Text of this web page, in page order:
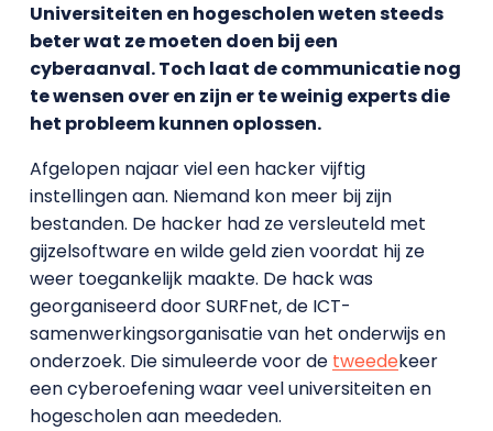
Universiteiten en hogescholen weten steeds
beter wat ze moeten doen bij een
cyberaanval. Toch laat de communicatie nog
te wensen over en zijn er te weinig experts die
het probleem kunnen oplossen.
Afgelopen najaar viel een hacker vijftig
instellingen aan. Niemand kon meer bij zijn
bestanden. De hacker had ze versleuteld met
gijzelsoftware en wilde geld zien voordat hij ze
weer toegankelijk maakte. De hack was
georganiseerd door SURFnet, de ICT-
samenwerkingsorganisatie van het onderwijs en
onderzoek. Die simuleerde voor de tweedekeer
een cyberoefening waar veel universiteiten en
hogescholen aan meededen.